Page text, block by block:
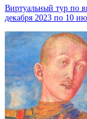
Виртуальный тур по
декабря 2023 по 10